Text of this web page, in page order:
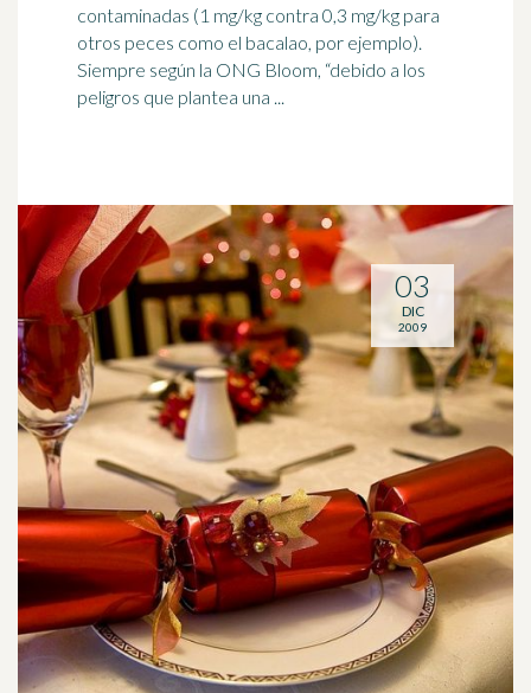
contaminadas (1 mg/kg contra 0,3 mg/kg para
otros peces como el bacalao, por ejemplo).
Siempre según la ONG Bloom, “debido a los
peligros que plantea una ...
03
DIC
2009